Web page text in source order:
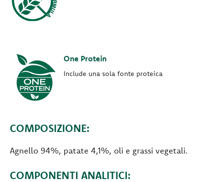
One Protein
Include una sola fonte proteica
COMPOSIZIONE:
Agnello 94%, patate 4,1%, oli e grassi vegetali.
COMPONENTI ANALITICI: